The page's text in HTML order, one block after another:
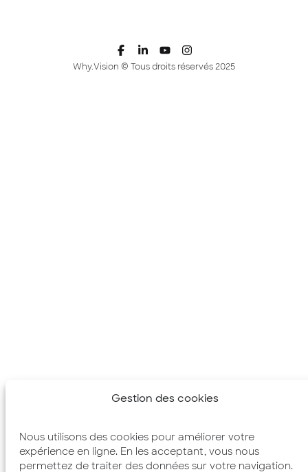
Gestion des cookies
Nous utilisons des cookies pour améliorer votre
expérience en ligne. En les acceptant, vous nous
permettez de traiter des données sur votre navigation.
Why.Vision © Tous droits réservés 2025